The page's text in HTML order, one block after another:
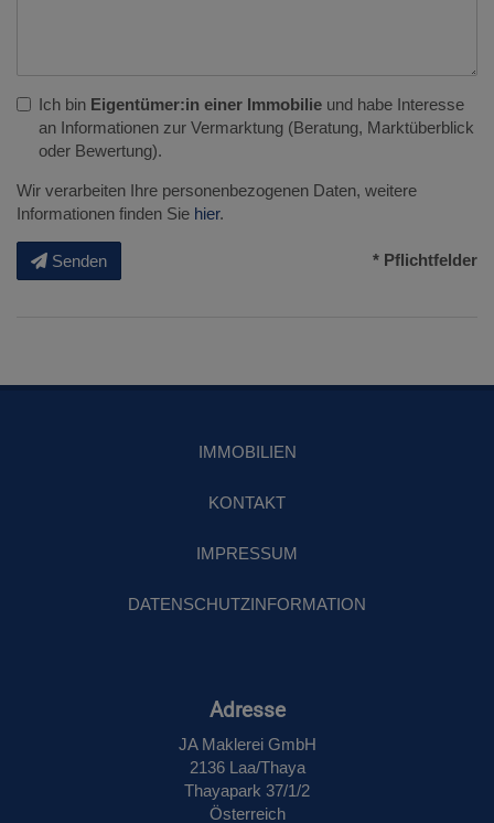
Ich bin Eigentümer:in einer Immobilie und habe Interesse
an Informationen zur Vermarktung (Beratung, Marktüberblick
oder Bewertung).
Wir verarbeiten Ihre personenbezogenen Daten, weitere
Informationen finden Sie hier.
Senden * Pflichtfelder
IMMOBILIEN
KONTAKT
IMPRESSUM
DATENSCHUTZINFORMATION
Adresse
JA Maklerei GmbH
2136 Laa/Thaya
Thayapark 37/1/2
Österreich